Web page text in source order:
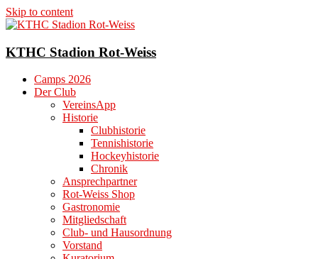
Skip to content
KTHC Stadion Rot-Weiss
Camps 2026
Der Club
VereinsApp
Historie
Clubhistorie
Tennishistorie
Hockeyhistorie
Chronik
Ansprechpartner
Rot-Weiss Shop
Gastronomie
Mitgliedschaft
Club- und Hausordnung
Vorstand